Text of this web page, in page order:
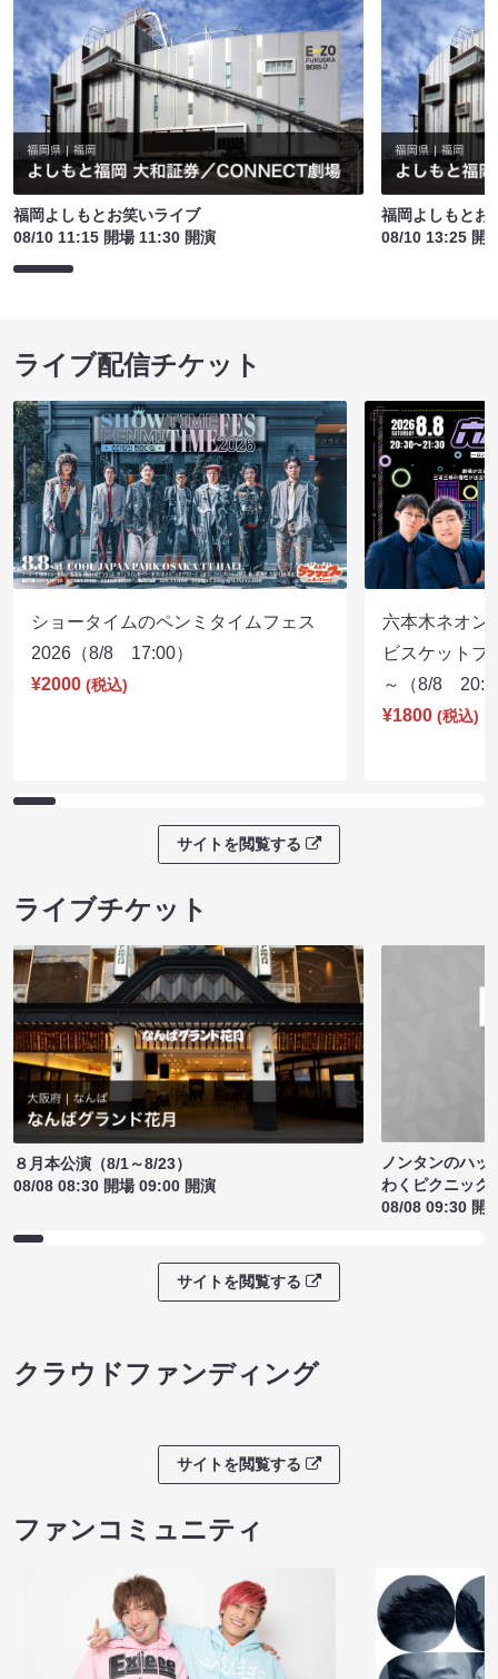
福岡よしもとお笑いライブ
08/10 11:15 開場 11:30 開演
福岡よしもとお
08/10 13:25 開
ライブ配信チケット
ショータイムのペンミタイムフェス
2026（8/8 17:00）
¥2000 (税込)
六本木ネオン
ビスケットブ
～（8/8
¥1800 (税込)
サイトを閲覧する
ライブチケット
８月本公演（8/1～8/23）
08/08 08:30 開場 09:00 開演
ノンタンのハッ
わくピクニック
08/08 09:30 開
サイトを閲覧する
クラウドファンディング
サイトを閲覧する
ファンコミュニティ